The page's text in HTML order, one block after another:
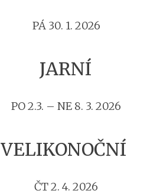
PÁ 30. 1. 2026
JARNÍ
PO 2.3. – NE 8. 3. 2026
VELIKONOČNÍ
ČT 2. 4. 2026